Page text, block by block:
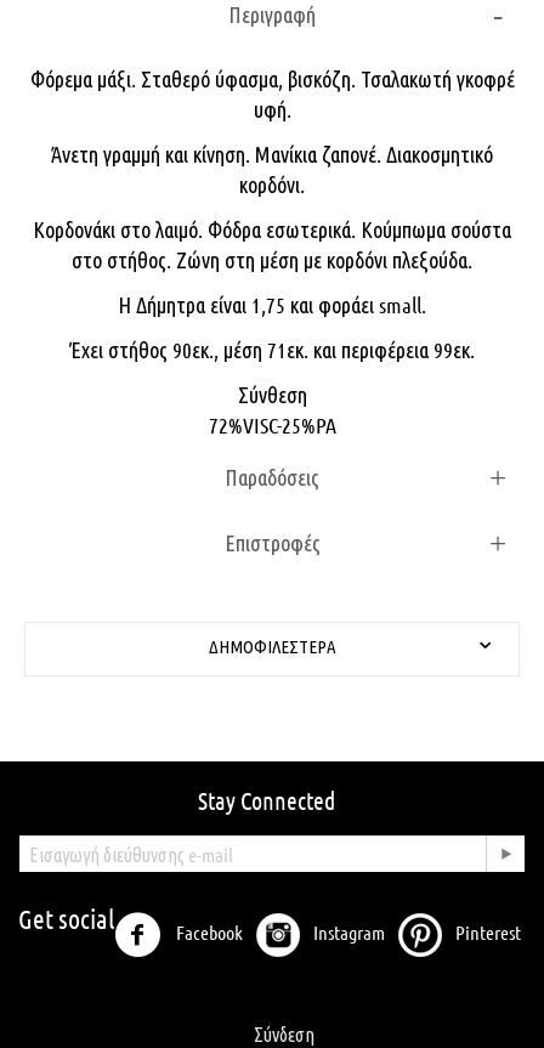
Περιγραφή
Φόρεμα μάξι. Σταθερό ύφασμα, βισκόζη. Τσαλακωτή γκοφρέ
υφή.
Άνετη γραμμή και κίνηση. Μανίκια ζαπονέ. Διακοσμητικό
κορδόνι.
Κορδονάκι στο λαιμό. Φόδρα εσωτερικά. Κούμπωμα σούστα
στο στήθος. Ζώνη στη μέση με κορδόνι πλεξούδα.
Η Δήμητρα είναι 1,75 και φοράει small.
Έχει στήθος 90εκ., μέση 71εκ. και περιφέρεια 99εκ.
Σύνθεση
72%VISC-25%PA
Παραδόσεις
Επιστροφές
ΔΗΜΟΦΙΛΈΣΤΕΡΑ
Stay Connected
Get social Facebook Instagram Pinterest
Σύνδεση